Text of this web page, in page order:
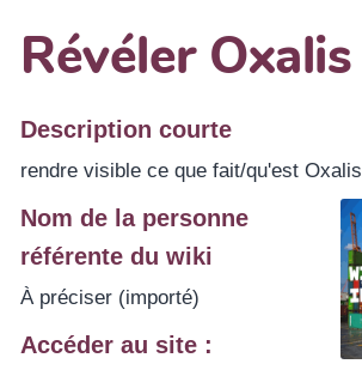
Révéler Oxalis
Description courte
rendre visible ce que fait/qu'est Oxalis
Nom de la personne
référente du wiki
À préciser (importé)
Accéder au site :